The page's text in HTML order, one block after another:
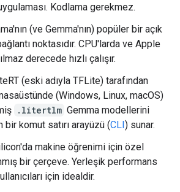
Kodlama gerekmez.
(ve Gemma'nın) popüler bir açık
noktasıdır. CPU'larda ve Apple
derecede hızlı çalışır.
(eski adıyla TFLite) tarafından
(Windows, Linux, macOS)
.litertlm Gemma modellerini
bir komut satırı arayüzü (CLI) sunar.
makine öğrenimi için özel
bir çerçeve. Yerleşik performans
için idealdir.